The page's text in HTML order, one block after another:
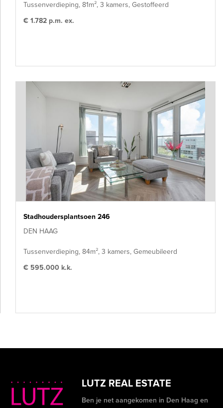
Tussenverdieping, 81m², 3 kamers, Gestoffeerd
€ 1.782 p.m. ex.
Stadhoudersplantsoen 246
DEN HAAG
Tussenverdieping, 84m², 3 kamers, Gemeubileerd
€ 595.000 k.k.
LUTZ REAL ESTATE
Ben je net aangekomen in Den Haag en